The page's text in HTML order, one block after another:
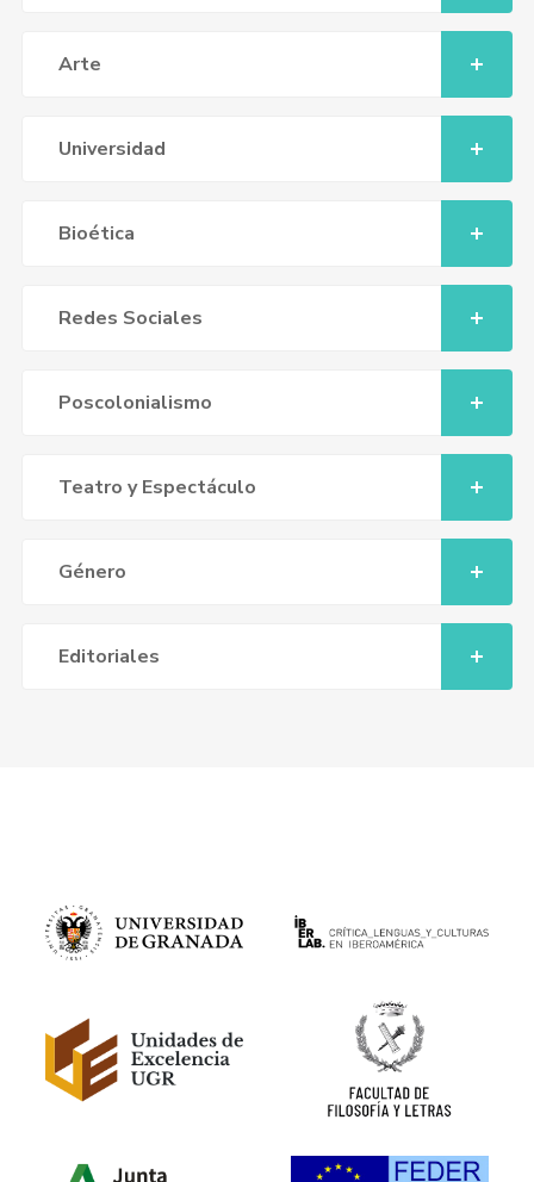
Arte
Universidad
Bioética
Redes Sociales
Poscolonialismo
Teatro y Espectáculo
Género
Editoriales